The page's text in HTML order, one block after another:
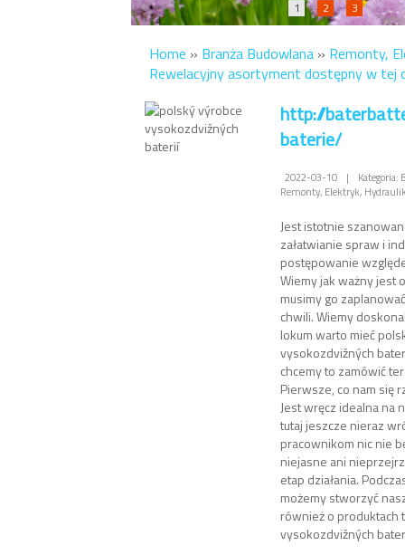
1 2 3
Home » Branża Budowlana » Remonty,
Rewelacyjny asortyment dostępny w tej
http://
baterie/
2022-03-10 |
Kategoria:
Remonty, Elektryk,
Jest istotnie
załatwianie spraw i
postępowanie
Wiemy jak ważny jest
musimy go
chwili. Wiemy
lokum warto mieć
vysokozdvižných
chcemy to zamówić
Pierwsze, co nam się
Jest wręcz idealna na
tutaj jeszcze nieraz
pracownikom nic nie
niejasne ani
etap działania.
możemy stworzyć
również o produktach
vysokozdvižných